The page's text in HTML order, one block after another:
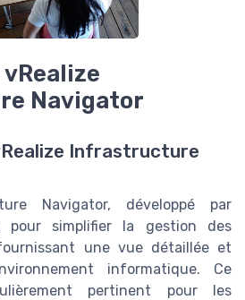
Navigator
Infrastructure
Navigator, développé par
pour simplifier la gestion des
une vue détaillée et
informatique. Ce
pertinent pour les